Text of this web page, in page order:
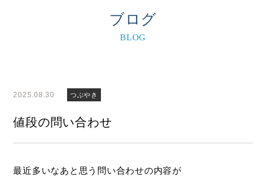
ブログ
BLOG
2025.08.30 つぶやき
値段の問い合わせ
最近多いなあと思う問い合わせの内容が